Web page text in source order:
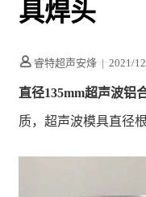
具焊头
睿特超声安烽 | 2021/
直径135mm超声波铝
质，超声波模具直径